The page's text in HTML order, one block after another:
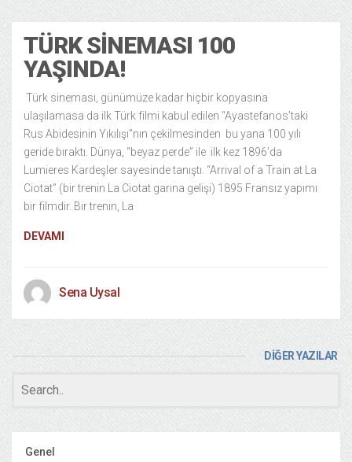
TÜRK SINEMASI 100
YAŞINDA!
Türk sineması, günümüze kadar hiçbir kopyasına
ulaşılamasa da ilk Türk filmi kabul edilen “Ayastefanos’taki
Rus Abidesinin Yıkılışı”nın çekilmesinden bu yana 100 yılı
geride bıraktı. Dünya, “beyaz perde” ile ilk kez 1896’da
Lumieres Kardeşler sayesinde tanıştı. “Arrival of a Train at La
Ciotat” (bir trenin La Ciotat garına gelişi) 1895 Fransız yapımı
bir filmdir. Bir trenin, La
DEVAMI
Sena Uysal
DİĞER YAZILAR
Genel